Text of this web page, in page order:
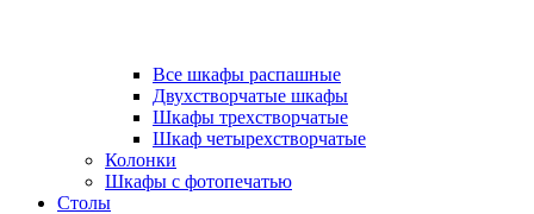
Все шкафы распашные
Двухстворчатые шкафы
Шкафы трехстворчатые
Шкаф четырехстворчатые
Колонки
Шкафы с фотопечатью
Столы